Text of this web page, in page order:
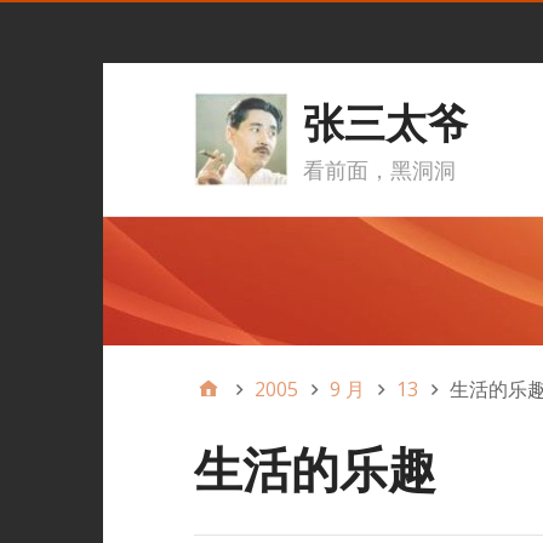
张三太爷
看前面，黑洞洞
2005 9 月 13 生活的乐
生活的乐趣